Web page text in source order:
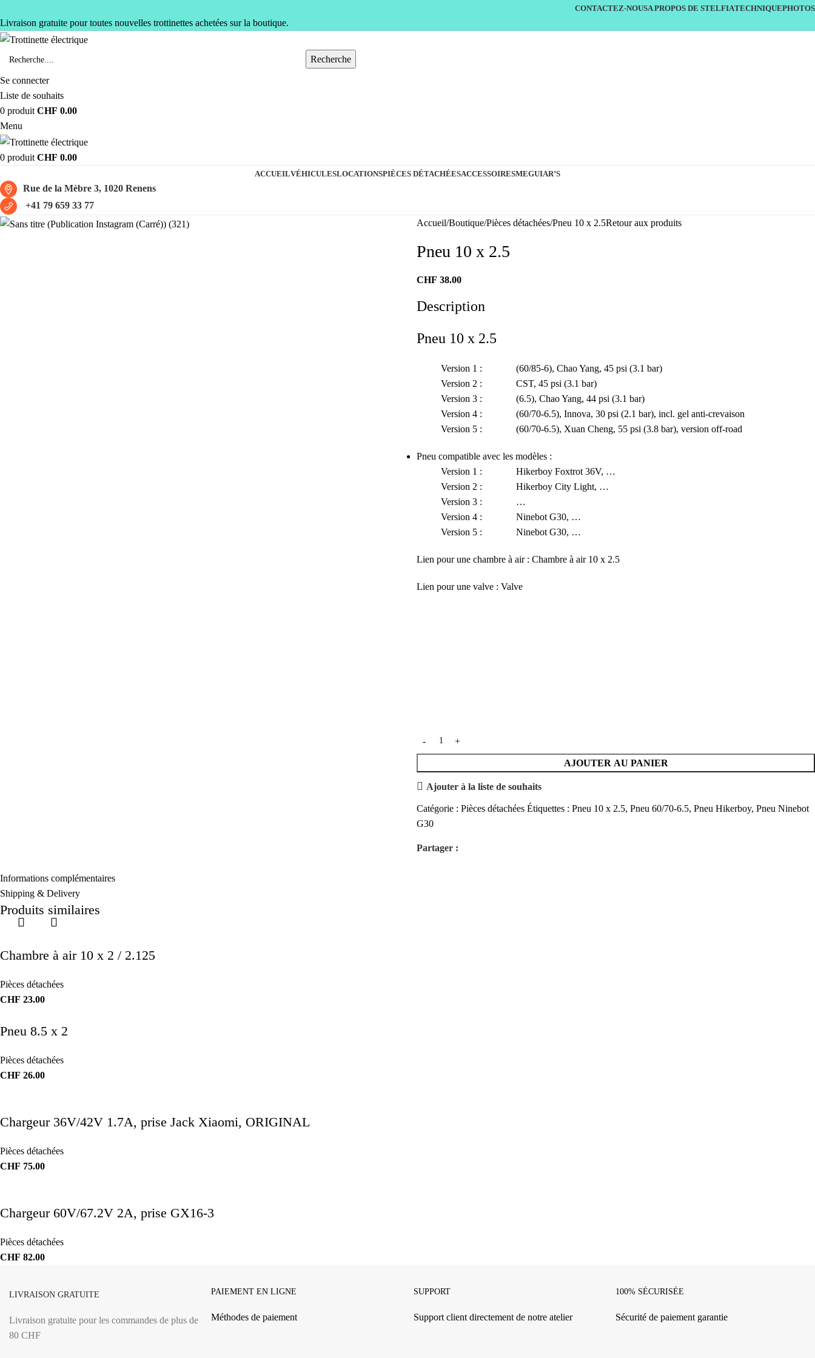
CONTACTEZ-NOUSA PROPOS DE STELFIATECHNIQUEPHOTOS
Livraison gratuite pour toutes nouvelles trottinettes achetées sur la boutique.
Recherche
Se connecter
Liste de souhaits
0 produit CHF 0.00
Menu
0 produit CHF 0.00
ACCUEILVÉHICULESLOCATIONSPIÈCES DÉTACHÉESACCESSOIRESMEGUIAR’S
Rue de la Mèbre 3, 1020 Renens
+41 79 659 33 77
Accueil Boutique Pièces détachées Pneu 10 x 2.5Retour aux produits
Pneu 10 x 2.5
CHF 38.00
Description
Pneu 10 x 2.5
Version 1 : (60/85-6), Chao Yang, 45 psi (3.1 bar)
Version 2 : CST, 45 psi (3.1 bar)
Version 3 : (6.5), Chao Yang, 44 psi (3.1 bar)
Version 4 : (60/70-6.5), Innova, 30 psi (2.1 bar), incl. gel anti-crevaison
Version 5 : (60/70-6.5), Xuan Cheng, 55 psi (3.8 bar), version off-road
Pneu compatible avec les modèles :
Version 1 : Hikerboy Foxtrot 36V, …
Version 2 : Hikerboy City Light, …
Version 3 : …
Version 4 : Ninebot G30, …
Version 5 : Ninebot G30, …
Lien pour une chambre à air : Chambre à air 10 x 2.5
Lien pour une valve : Valve
AJOUTER AU PANIER
Ajouter à la liste de souhaits
Catégorie : Pièces détachées Étiquettes : Pneu 10 x 2.5, Pneu 60/70-6.5, Pneu Hikerboy, Pneu Ninebot
G30
Partager :
Informations complémentaires
Shipping & Delivery
Produits similaires
Chambre à air 10 x 2 / 2.125
Pièces détachées
CHF 23.00
Pneu 8.5 x 2
Pièces détachées
CHF 26.00
Chargeur 36V/42V 1.7A, prise Jack Xiaomi, ORIGINAL
Pièces détachées
CHF 75.00
Chargeur 60V/67.2V 2A, prise GX16-3
Pièces détachées
CHF 82.00
LIVRAISON GRATUITE
Livraison gratuite pour les commandes de plus de
80 CHF
PAIEMENT EN LIGNE
Méthodes de paiement
SUPPORT
Support client directement de notre atelier
100% SÉCURISÉE
Sécurité de paiement garantie